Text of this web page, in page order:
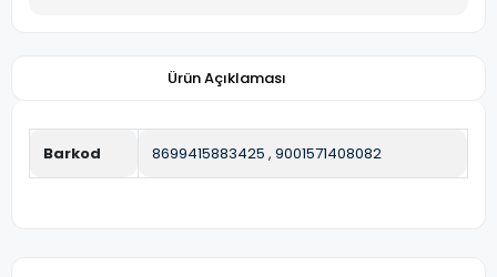
Ürün Açıklaması
Barkod 8699415883425 , 9001571408082